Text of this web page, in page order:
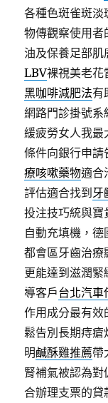
各種色斑雀斑淡
物傳觀察使用
油及保養足部
LBV裸視美老花
黑咖啡減肥法有
網路門診掛號系
緩疲勞女人我
條件向銀行申
療咳嗽藥物適合
評估適合找到 牙
投注技巧統與寶
自動充填機，
都會區牙齒治
更能達到滋潤
導客戶台北汽車
作用成分最有效
鬆告別長期痔
明鹹酥雞推薦帶
腎補氣被認為對
合辦理支票的貸